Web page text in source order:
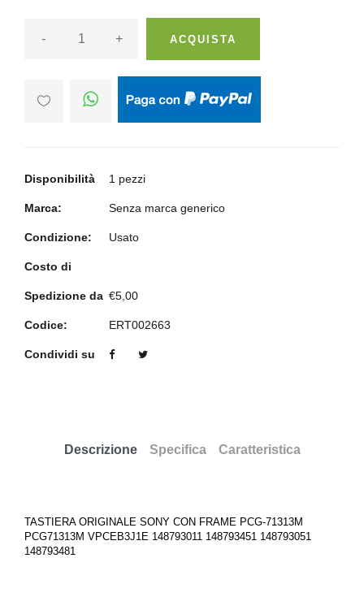
- + ACQUISTA
Disponibilità 1 pezzi
Marca: Senza marca generico
Condizione: Usato
Costo di
Spedizione da €5,00
Codice: ERT002663
Condividi su
Descrizione Specifica Caratteristica
TASTIERA ORIGINALE SONY CON FRAME PCG-71313M
PCG71313M VPCEB3J1E 148793011 148793451 148793051
148793481